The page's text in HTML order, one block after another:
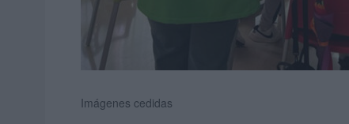
Imágenes cedidas